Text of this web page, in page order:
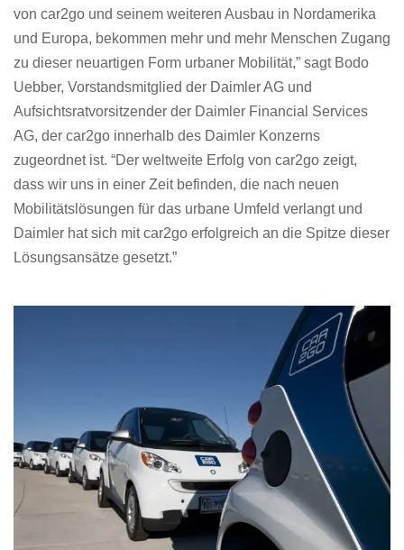
von car2go und seinem weiteren Ausbau in Nordamerika
und Europa, bekommen mehr und mehr Menschen Zugang
zu dieser neuartigen Form urbaner Mobilität,” sagt Bodo
Uebber, Vorstandsmitglied der Daimler AG und
Aufsichtsratvorsitzender der Daimler Financial Services
AG, der car2go innerhalb des Daimler Konzerns
zugeordnet ist. “Der weltweite Erfolg von car2go zeigt,
dass wir uns in einer Zeit befinden, die nach neuen
Mobilitätslösungen für das urbane Umfeld verlangt und
Daimler hat sich mit car2go erfolgreich an die Spitze dieser
Lösungsansätze gesetzt.”